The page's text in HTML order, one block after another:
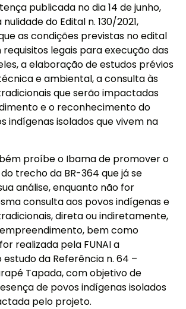
publicada no dia 14 de junho,
do Edital n. 130/2021,
as condições previstas no edital
requisitos legais para execução das
a elaboração de estudos prévios
e ambiental, a consulta às
que serão impactadas
e o reconhecimento do
indígenas isolados que vivem na
proíbe o Ibama de promover o
trecho da BR-364 que já se
análise, enquanto não for
consulta aos povos indígenas e
direta ou indiretamente,
bem como
realizada pela FUNAI a
da Referência n. 64 –
Tapada, com objetivo de
de povos indígenas isolados
pelo projeto.